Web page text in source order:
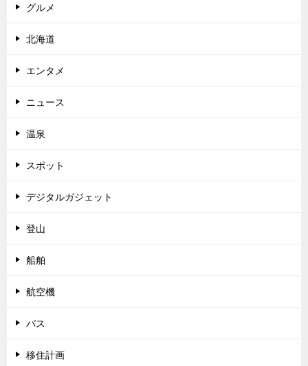
グルメ
北海道
エンタメ
ニュース
温泉
スポット
デジタルガジェット
登山
船舶
航空機
バス
移住計画